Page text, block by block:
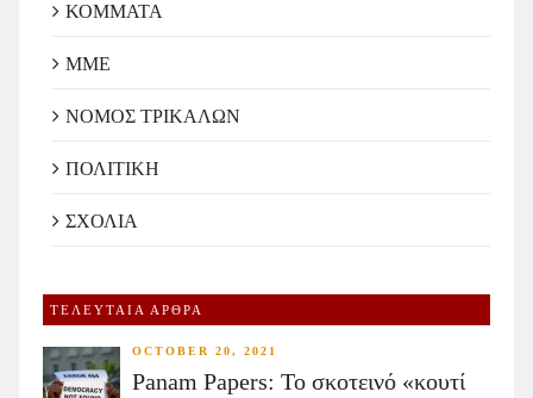
ΚΟΜΜΑΤΑ
ΜΜΕ
ΝΟΜΟΣ ΤΡΙΚΑΛΩΝ
ΠΟΛΙΤΙΚΗ
ΣΧΟΛΙΑ
ΤΕΛΕΥΤΑΙΑ ΑΡΘΡΑ
OCTOBER 20, 2021
Panam Papers: Το σκοτεινό «κουτί